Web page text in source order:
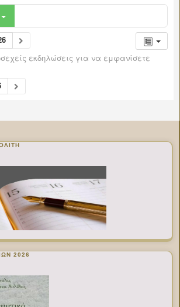
εκδηλώσεις για να εμφανίσετε
2026